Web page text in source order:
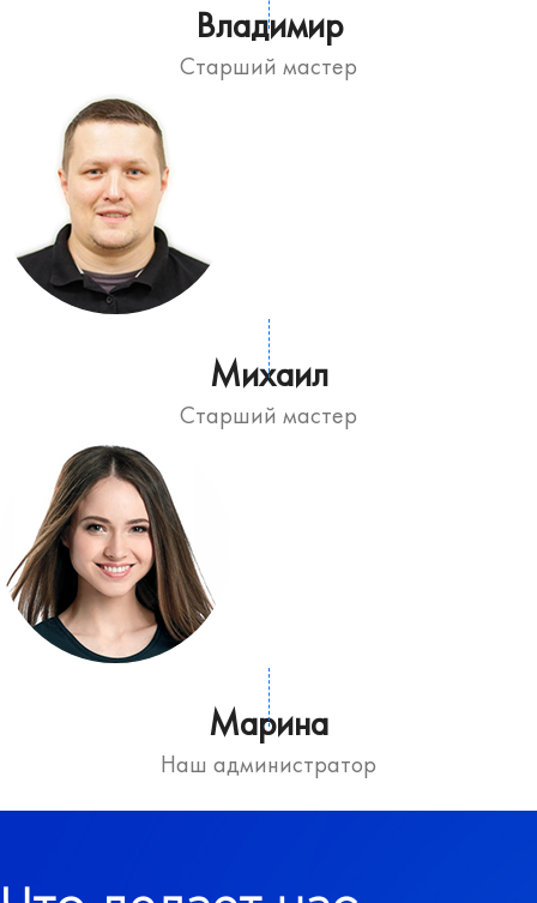
Владимир
Старший мастер
Михаил
Старший мастер
Марина
Наш администратор